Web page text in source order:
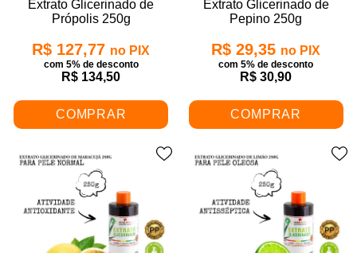
Extrato Glicerinado de
Própolis 250g
R$ 127,77 no PIX
com 5% de desconto
R$ 134,50
COMPRAR
Extrato Glicerinado de
Pepino 250g
R$ 29,35 no PIX
com 5% de desconto
R$ 30,90
COMPRAR